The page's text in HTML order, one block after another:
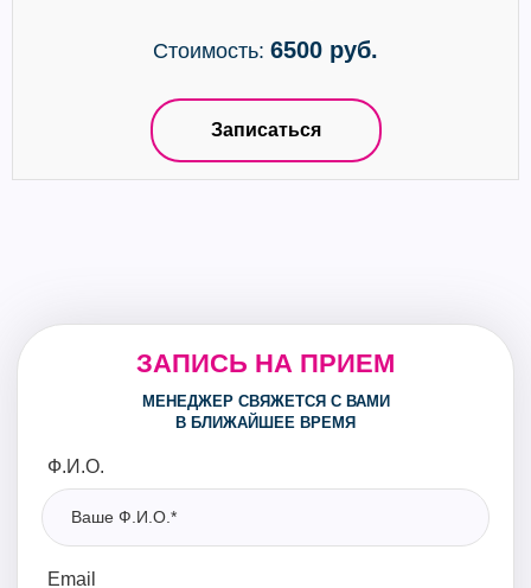
Стоимость: 6500 руб.
Записаться
ЗАПИСЬ НА ПРИЕМ
МЕНЕДЖЕР СВЯЖЕТСЯ С ВАМИ
В БЛИЖАЙШЕЕ ВРЕМЯ
Ф.И.О.
Email